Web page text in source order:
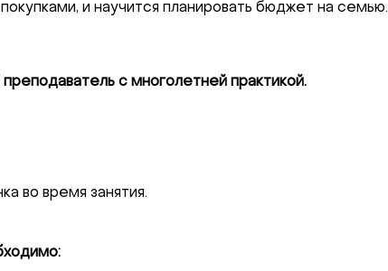
youthincluded@gmail.com
и научится планировать бюджет на семью.
с многолетней практикой.
во время занятия.